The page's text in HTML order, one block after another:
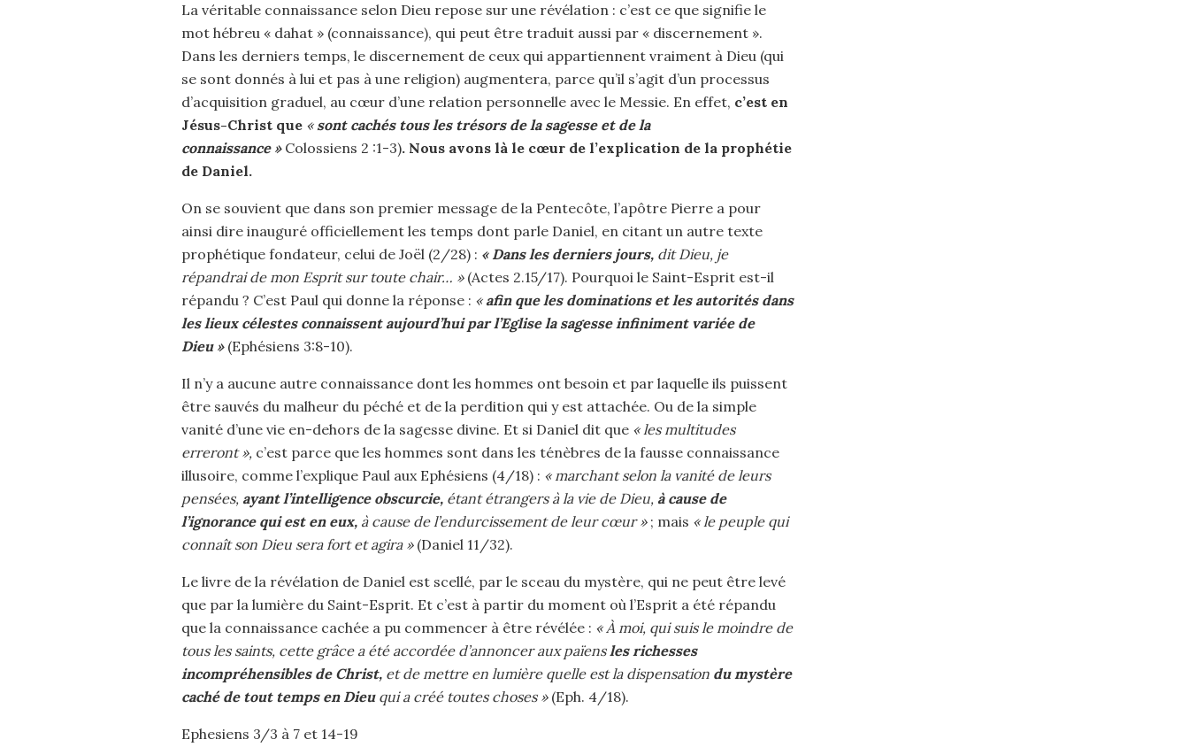
La véritable connaissance selon Dieu repose sur une révélation : c’est ce que signifie le
mot hébreu « dahat » (connaissance), qui peut être traduit aussi par « discernement ».
Dans les derniers temps, le discernement de ceux qui appartiennent vraiment à Dieu (qui
se sont donnés à lui et pas à une religion) augmentera, parce qu’il s’agit d’un processus
d’acquisition graduel, au cœur d’une relation personnelle avec le Messie. En effet, c’est en
Jésus-Christ que « sont cachés tous les trésors de la sagesse et de la
connaissance » Colossiens 2 :1-3). Nous avons là le cœur de l’explication de la prophétie
de Daniel.
On se souvient que dans son premier message de la Pentecôte, l’apôtre Pierre a pour
ainsi dire inauguré officiellement les temps dont parle Daniel, en citant un autre texte
prophétique fondateur, celui de Joël (2/28) : « Dans les derniers jours,dit Dieu, je
répandrai de mon Esprit sur toute chair… »(Actes 2.15/17). Pourquoi le Saint-Esprit est-il
répandu ? C’est Paul qui donne la réponse : « afin que les dominations et les autorités dans
les lieux célestes connaissent aujourd’hui par l’Eglise la sagesse infiniment variée de
Dieu » (Ephésiens 3:8-10).
Il n’y a aucune autre connaissance dont les hommes ont besoin et par laquelle ils puissent
être sauvés du malheur du péché et de la perdition qui y est attachée. Ou de la simple
vanité d’une vie en-dehors de la sagesse divine. Et si Daniel dit que « les multitudes
erreront »,c’est parce que les hommes sont dans les ténèbres de la fausse connaissance
illusoire, comme l’explique Paul aux Ephésiens (4/18) : « marchant selon la vanité de leurs
pensées, ayant l’intelligence obscurcie,étant étrangers à la vie de Dieu, à cause de
l’ignorance qui est en eux, à cause de l’endurcissement de leur cœur »; mais « le peuple qui
connaît son Dieu sera fort et agira » (Daniel 11/32).
Le livre de la révélation de Daniel est scellé, par le sceau du mystère, qui ne peut être levé
que par la lumière du Saint-Esprit. Et c’est à partir du moment où l’Esprit a été répandu
que la connaissance cachée a pu commencer à être révélée : « À moi, qui suis le moindre de
tous les saints, cette grâce a été accordée d’annoncer aux païensles richesses
incompréhensibles de Christ,et de mettre en lumière quelle est la dispensation du mystère
caché de tout temps en Dieuqui a créé toutes choses »(Eph. 4/18).
Ephesiens 3/3 à 7 et 14-19